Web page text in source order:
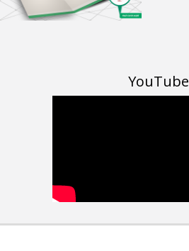
YouTube